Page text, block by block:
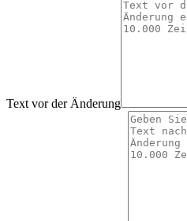
Text vor der Änderung